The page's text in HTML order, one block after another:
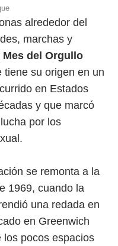
alrededor del
marchas y
Mes del Orgullo
tiene su origen en un
en Estados
y que marcó
por los
se remonta a la
1969, cuando la
una redada en
en Greenwich
los pocos espacios